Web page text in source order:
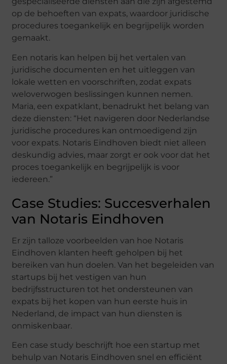
op de behoeften van expats, waardoor juridische
procedures toegankelijk en begrijpelijk worden
gemaakt.
Een notaris kan helpen bij het vertalen van
juridische documenten en het uitleggen van
lokale wetten en voorschriften, zodat expats
weloverwogen beslissingen kunnen nemen.
Maria, een expatklant, benadrukt het belang van
deze diensten: “Het navigeren door Nederlandse
juridische procedures kan ontmoedigend zijn
voor expats. Notaris Eindhoven biedt niet alleen
deskundig advies, maar zorgt er ook voor dat het
proces toegankelijk en begrijpelijk is voor
iedereen.”
Case Studies: Succesverhalen
van Notaris Eindhoven
Er zijn talloze voorbeelden van hoe Notaris
Eindhoven klanten heeft geholpen bij het
bereiken van hun doelen. Van het begeleiden van
startups bij het vestigen van hun
bedrijfsstructuren tot het ondersteunen van
expats bij het kopen van hun eerste huis in
Nederland, de impact van hun diensten is
onmiskenbaar.
Een case study beschrijft hoe een startup met
behulp van Notaris Eindhoven snel en efficiënt